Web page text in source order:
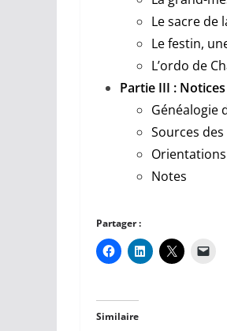
Le sacre de
Le festin,
L’ordo de
Partie III :
Généalogie
Sources
Notes
Partager :
Similaire